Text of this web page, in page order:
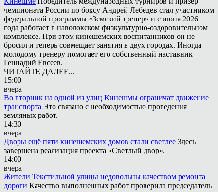
чемпионата России по боксу Андрей Лебедев стал участником
федеральной программы «Земский тренер» и с июня 2026
года работает в наволокском физкультурно-оздоровительном
комплексе. При этом кинешемских воспитанников он не
бросил и теперь совмещает занятия в двух городах. Иногда
молодому тренеру помогает его собственный наставник
Геннадий Евсеев.
ЧИТАЙТЕ ДАЛЕЕ...
15:00
вчера
Во вторник на одной из улиц Кинешмы ограничат движение
транспорта Это связано с необходимостью проведения
земляных работ.
14:30
вчера
Дворы ещё пяти кинешемских домов стали светлее Здесь
завершена реализация проекта «Светлый двор».
14:00
вчера
Жители Текстильной улицы недовольны качеством ремонта
дороги Качество выполненных работ проверила председатель